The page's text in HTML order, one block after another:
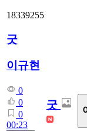
18339255
굿
이규현
0
0
0
00:23
굿